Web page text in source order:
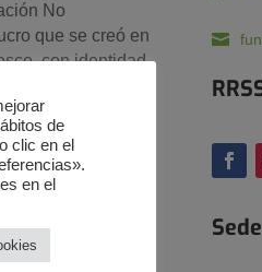
No
que se creó en
con identidad
nuestra
en todos los
LA INFANCIA,
de
clic en el
en el